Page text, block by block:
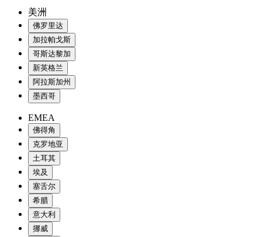
美洲
佛罗里达
加拉帕戈斯
哥斯达黎加
新英格兰
阿拉斯加州
墨西哥
EMEA
佛得角
克罗地亚
土耳其
埃及
塞舌尔
希腊
意大利
挪威